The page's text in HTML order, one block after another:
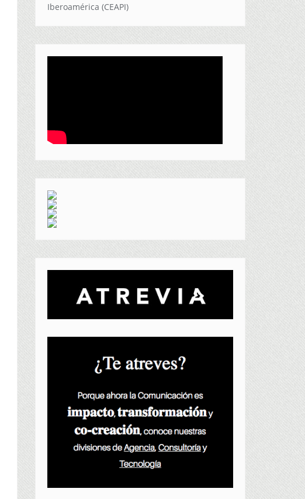
Iberoamérica (CEAPI)